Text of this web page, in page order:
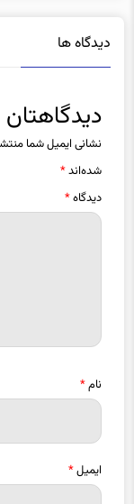
دیدگاه ها
دیدگاهتان
نشانی ایمیل شما
شده‌اند*
دیدگاه*
نام*
ایمیل*